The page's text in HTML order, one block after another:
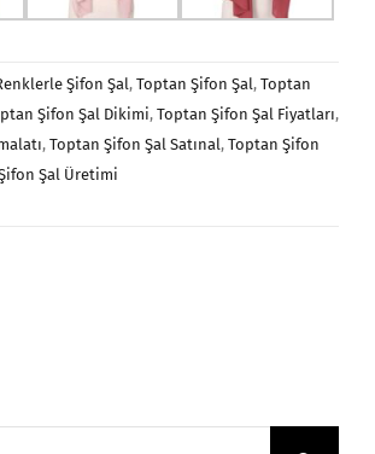
Şifon Şal, Toptan Şifon Şal, Toptan
Şifon Şal Dikimi, Toptan Şifon Şal Fiyatları,
, Toptan Şifon Şal Satınal, Toptan Şifon
Şal Üretimi